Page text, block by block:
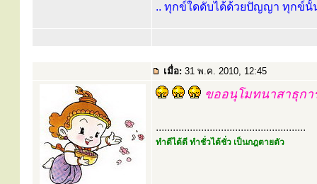
.. ทุกข์ใดดับได้ด้วยปัญญา ทุกข์นั้
เมื่อ: 31 พ.ค. 2010, 12:45
ขออนุโมทนาสาธุกา
.....................................................
ทำดีได้ดี ทำชั่วได้ชั่ว เป็นกฎตายตัว